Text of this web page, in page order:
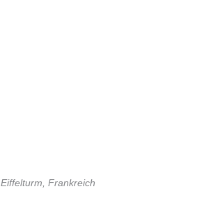
Eiffelturm, Frankreich